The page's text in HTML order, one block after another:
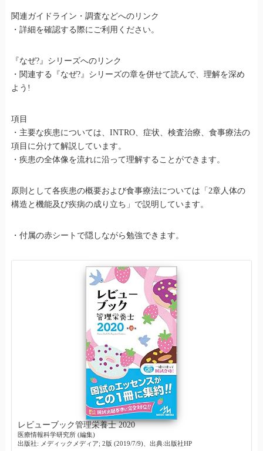
関連ガイドライン・調査などへのリンク
・詳細を確認する際にご利用ください。
『なぜ?』シリーズへのリンク
・関連する『なぜ?』シリーズの章を併せて読んで、理解を深め
よう!
項目
・主要な疾患については、INTRO、症状、検査治療、食事療法の
項目に分けて解説しています。
・疾患の全体像を流れに沿って理解することができます。
原則として各疾患の概要および食事療法については「2章人体の
構造と機能及び疾病の成り立ち」で説明しています。
・付属の赤シートで隠しながら勉強できます。
レビューブック管理栄養士 2020
医療情報科学研究所 (編集)
出版社: メディックメディア; 2版 (2019/7/9)、出典:出版社HP